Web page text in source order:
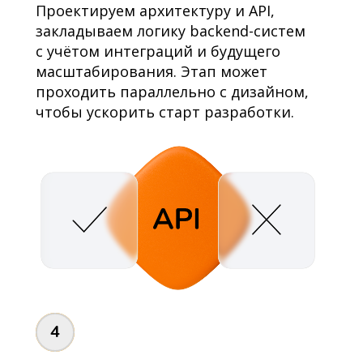
4
Проектируем архитектуру и API,
закладываем логику backend-систем
с учётом интеграций и будущего
масштабирования. Этап может
проходить параллельно с дизайном,
чтобы ускорить старт разработки.